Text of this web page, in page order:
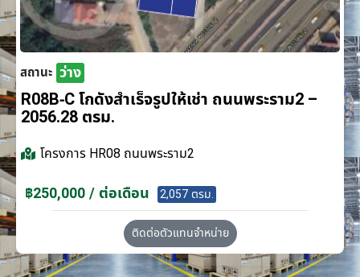
สถานะ ว่าง
R08B-C โกดังสำเร็จรูปให้เช่า ถนนพระราม2 –
2056.28 ตรม.
โครงการ HR08 ถนนพระราม2
฿250,000 / ต่อเดือน 2,057 ตรม.
ติดต่อตัวแทนจำหน่าย